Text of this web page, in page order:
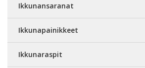
Ikkunansaranat
Ikkunapainikkeet
Ikkunaraspit